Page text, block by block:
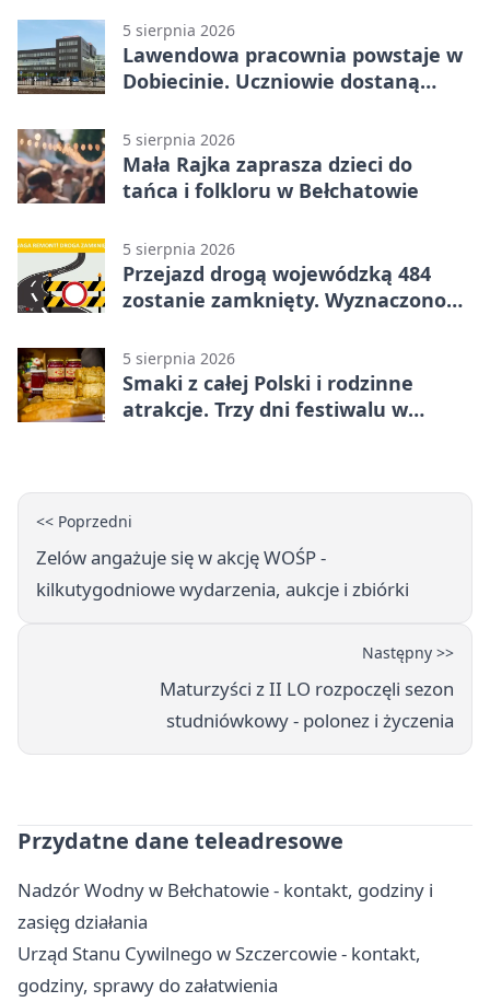
5 sierpnia 2026
Lawendowa pracownia powstaje w
Dobiecinie. Uczniowie dostaną
5 sierpnia 2026
Mała Rajka zaprasza dzieci do
tańca i folkloru w Bełchatowie
5 sierpnia 2026
Przejazd drogą wojewódzką 484
zostanie zamknięty. Wyznaczono
5 sierpnia 2026
Smaki z całej Polski i rodzinne
atrakcje. Trzy dni festiwalu w
<< Poprzedni
Zelów angażuje się w akcję WOŚP -
kilkutygodniowe wydarzenia, aukcje i zbiórki
Następny >>
Maturzyści z II LO rozpoczęli sezon
studniówkowy - polonez i życzenia
Przydatne dane teleadresowe
Nadzór Wodny w Bełchatowie - kontakt, godziny i
zasięg działania
Urząd Stanu Cywilnego w Szczercowie - kontakt,
godziny, sprawy do załatwienia